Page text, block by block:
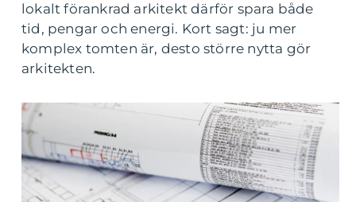
lokalt förankrad arkitekt därför spara både
tid, pengar och energi. Kort sagt: ju mer
komplex tomten är, desto större nytta gör
arkitekten.